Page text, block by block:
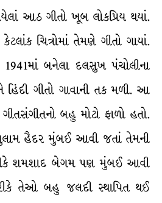
આઠ ગીતો ખૂબ લોકપ્રિય થયાં.
ચિત્રોમાં તેમણે ગીતો ગાયાં.
1941માં બનેલા દલસુખ પંચોલીના
હિંદી ગીતો ગાવાની તક મળી. આ
બહુ મોટો ફાળો હતો.
હૈદર મુંબઈ આવી જતાં તેમની
શમશાદ બેગમ પણ મુંબઈ આવી
તેઓ બહુ જલદી સ્થાપિત થઈ